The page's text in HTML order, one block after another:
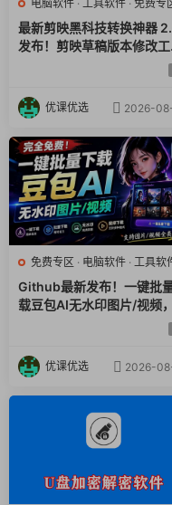
电脑软件 · 工具软件 · 免费专
最新剪映黑科技转换神器
发布！剪映草稿版本修改工
，一键解决剪映草稿不兼
优课优选 2026-
免费专区 · 电脑软件 · 工具软
Github最新发布！一键批
载豆包AI无水印图片/视频
单易用，自动解析提示词
优课优选 2026-